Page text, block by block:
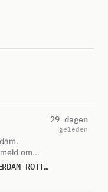
om
A1 AMBU 17105 A16 RE ROTTERDAM ROTTDM BON 106367
29 dagen
geleden